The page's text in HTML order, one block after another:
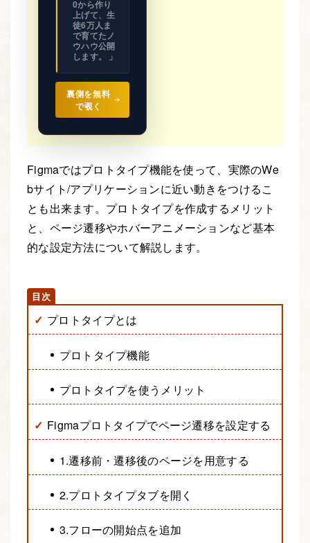
0から作り
上げて、生
徒6万人ま
で育てたノ
ウハウ公開
します。 」
裏側を無料
で覗く
Figmaではプロトタイプ機能を使って、実際のWe
bサイト/アプリケーションに近い動きをつけるこ
とも出来ます。プロトタイプを作成するメリット
と、ページ遷移やホバーアニメーションなど基本
的な設定方法について解説します。
プロトタイプとは
プロトタイプ機能
プロトタイプを使うメリット
Figmaプロトタイプでページ遷移を設定する
1.遷移前・遷移後のページを用意する
2.プロトタイプタブを開く
3.フローの開始点を追加